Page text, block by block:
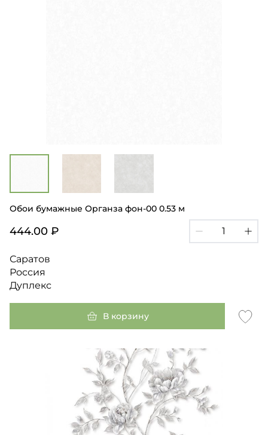
Обои бумажные Органза фон-00 0.53 м
444.00 ₽
Саратов
Россия
Дуплекс
В корзину